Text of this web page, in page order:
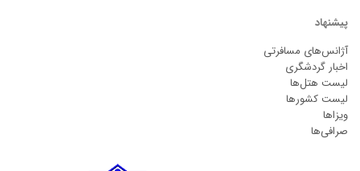
پیشنهاد
آژانس‌های مسافرتی
اخبار گردشگری
لیست هتل‌ها
لیست کشورها
ویزاها
صرافی‌ها